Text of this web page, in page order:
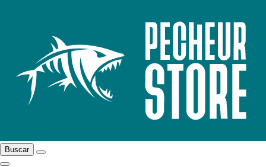
Buscar